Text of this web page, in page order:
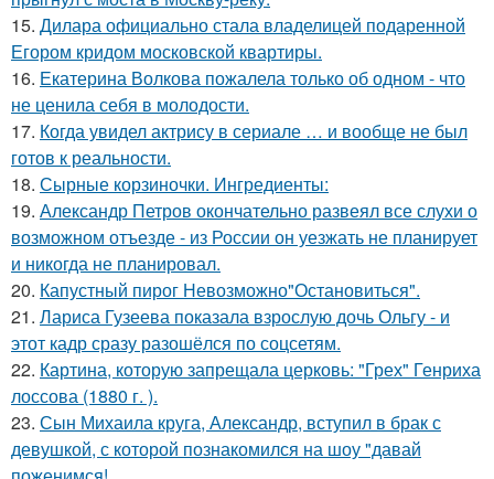
15. Дилара официально стала владелицей подаренной
Егором кридом московской квартиры.
16. Екатерина Волкова пожалела только об одном - что
не ценила себя в молодости.
17. Когда увидел актрису в сериале … и вообще не был
готов к реальности.
18. Сырные корзиночки. Ингредиенты:
19. Александр Петров окончательно развеял все слухи о
возможном отъезде - из России он уезжать не планирует
и никогда не планировал.
20. Капустный пирог Невозможно"Остановиться".
21. Лариса Гузеева показала взрослую дочь Ольгу - и
этот кадр сразу разошёлся по соцсетям.
22. Картина, которую запрещала церковь: "Грех" Генриха
лоссова (1880 г. ).
23. Сын Михаила круга, Александр, вступил в брак с
девушкой, с которой познакомился на шоу "давай